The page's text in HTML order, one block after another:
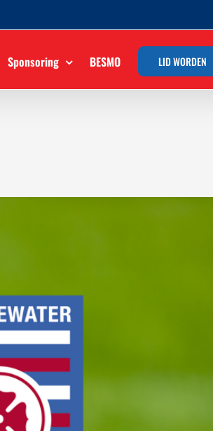
Sponsoring BESMO LID WORDEN